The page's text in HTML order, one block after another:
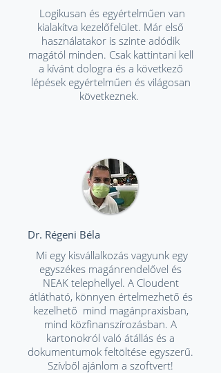
Logikusan és egyértelműen van
kialakítva kezelőfelület. Már első
használatakor is szinte adódik
magától minden. Csak kattintani kell
a kívánt dologra és a következő
lépések egyértelműen és világosan
következnek.
Dr. Régeni Béla
Mi egy kisvállalkozás vagyunk egy
egyszékes magánrendelővel és
NEAK telephellyel. A Cloudent
átlátható, könnyen értelmezhető és
kezelhető mind magánpraxisban,
mind közfinanszírozásban. A
kartonokról való átállás és a
dokumentumok feltöltése egyszerű.
Szívből ajánlom a szoftvert!